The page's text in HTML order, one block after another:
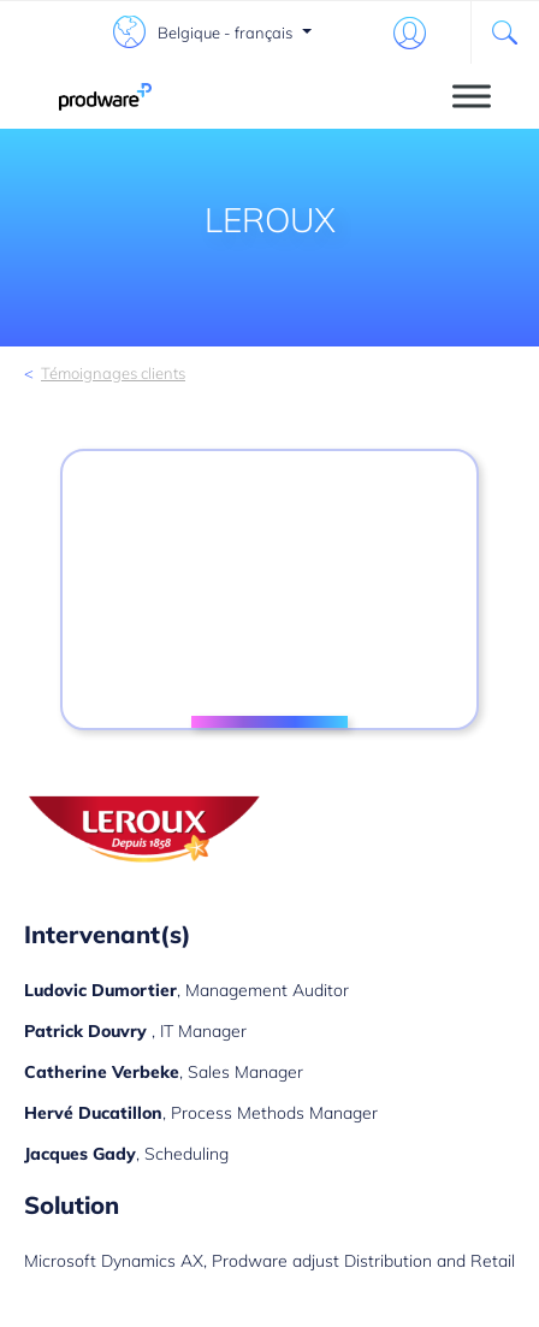
Belgique - français
LEROUX
Témoignages clients
Intervenant(s)
Ludovic Dumortier, Management Auditor
Patrick Douvry , IT Manager
Catherine Verbeke, Sales Manager
Hervé Ducatillon, Process Methods Manager
Jacques Gady, Scheduling
Solution
Microsoft Dynamics AX, Prodware adjust Distribution and Retail